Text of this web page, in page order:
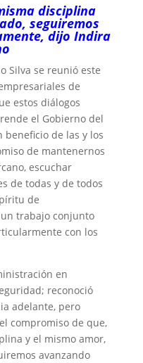
disciplina
seguiremos
dijo Indira
Silva se reunió este
de
estos diálogos
el Gobierno del
beneficio de las y los
de mantenernos
escuchar
de todas y de todos
de
trabajo conjunto
con los
en
reconoció
adelante, pero
compromiso de que,
y el mismo amor,
avanzando